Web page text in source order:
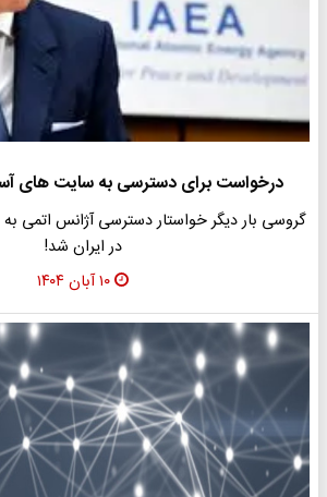
درخواست برای دسترسی به سایت‌ های
گروسی بار دیگر خواستار دسترسی آژانس اتمی
در ایران شد!
۱۰ آبان ۱۴۰۴